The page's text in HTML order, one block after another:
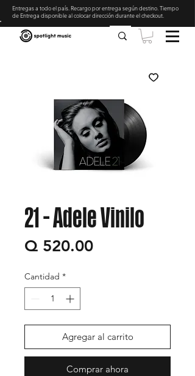
Entregas a todo el país. Recargo por entrega según destino. Tiempo
de Entrega disponible al colocar dirección durante el checkout
21 - Adele Vinilo
Q 520.00Precio
Cantidad *
Agregar al carrito
Comprar ahora